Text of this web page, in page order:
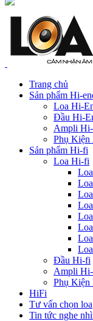
Trang chủ
Sản phẩm Hi-
Loa Hi-
Đầu Hi-
Ampli
Phụ Kiện
Sản phẩm Hi-fi
Loa Hi-fi
Đầu Hi-fi
Ampli
Phụ Kiện
HiFi
Tư vấn chọn loa
Tin tức nghe